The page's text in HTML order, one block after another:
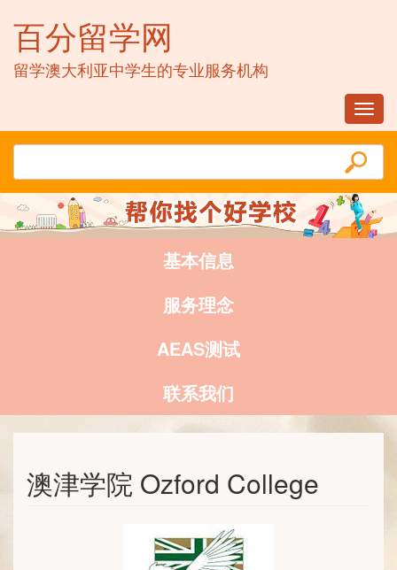
百分留学网
留学澳大利亚中学生的专业服务机构
基本信息
服务理念
AEAS测试
联系我们
澳津学院 Ozford College